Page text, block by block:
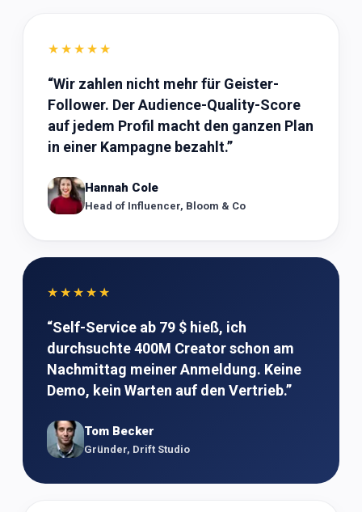
★★★★★
“Wir zahlen nicht mehr für Geister-
Follower. Der Audience-Quality-Score
auf jedem Profil macht den ganzen Plan
in einer Kampagne bezahlt.”
Hannah Cole
Head of Influencer, Bloom & Co
★★★★★
“Self-Service ab 79 $ hieß, ich
durchsuchte 400M Creator schon am
Nachmittag meiner Anmeldung. Keine
Demo, kein Warten auf den Vertrieb.”
Tom Becker
Gründer, Drift Studio